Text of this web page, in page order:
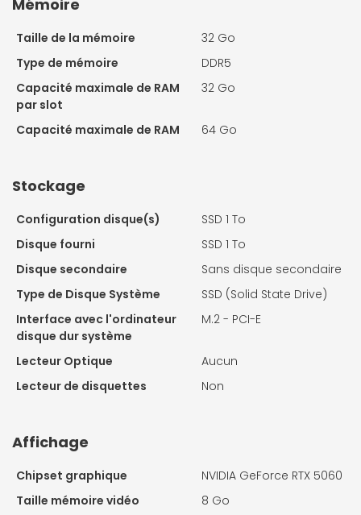
Mémoire
Taille de la mémoire
32 Go
Type de mémoire
DDR5
Capacité maximale de RAM
par slot
32 Go
Capacité maximale de RAM 64 Go
Stockage
Configuration disque(s)
SSD 1 To
Disque fourni
SSD 1 To
Disque secondaire
Sans disque secondaire
Type de Disque Système
SSD (Solid State Drive)
Interface avec l'ordinateur
disque dur système
M.2 - PCI-E
Lecteur Optique
Aucun
Lecteur de disquettes
Non
Affichage
Chipset graphique
NVIDIA GeForce RTX 5060
Taille mémoire vidéo
8 Go